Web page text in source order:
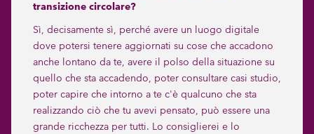
transizione circolare?
Sì, decisamente sì, perché avere un luogo digitale
dove potersi tenere aggiornati su cose che accadono
anche lontano da te, avere il polso della situazione su
quello che sta accadendo, poter consultare casi studio,
poter capire che intorno a te c'è qualcuno che sta
realizzando ciò che tu avevi pensato, può essere una
grande ricchezza per tutti. Lo consiglierei e lo